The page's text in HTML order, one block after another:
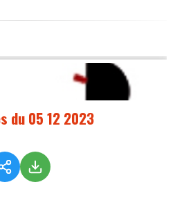
du 05 12 2023